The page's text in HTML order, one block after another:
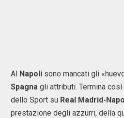
Al Napoli sono mancati gli
Spagna gli attributi. Termina
dello Sport su Real Madrid-
prestazione degli azzurri, della